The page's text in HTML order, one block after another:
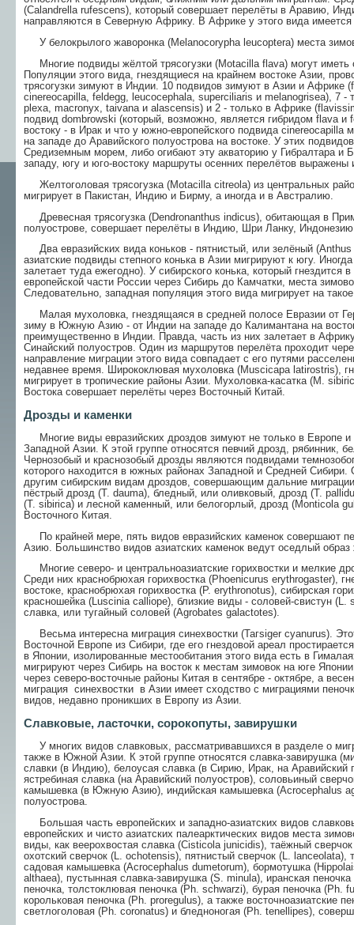
(Calandrella rufescens), который совершает перелёты в Аравию,
направляются в Северную Африку. В Африке у этого вида
У белокрылого жаворонка (Melanocorypha leucoptera) места
Многие подвиды жёлтой трясогузки (Motacilla flava) могут
Популяции этого вида, гнездящиеся на крайнем востоке Азии,
трясогузки зимуют в Индии. 10 подвидов зимуют в Азии и Африке
cinereocapilla, feldegg, leucocephala, superciliaris и melanogrisea), 7
plexa, macronyx, taivana и alascensis) и 2 - только в Африке
подвид dombrowski (который, возможно, является гибридом flava и
востоку - в Ирак и что у южно-европейского подвида cinereocapilla
на западе до Аравийского полуострова на востоке. У этих
Средиземным морем, либо огибают эту акваторию у Гибралтара
западу, югу и юго-востоку маршруты осенних перелётов выражены
Желтоголовая трясогузка (Motacilla citreola) из центральных
мигрирует в Пакистан, Индию и Бирму, а иногда и в Австралию.
Древесная трясогузка (Dendronanthus indicus), обитающая в
полуострове, совершает перелёты в Индию, Шри Ланку,
Два евразийских вида коньков - пятнистый, или зелёный
азиатские подвиды степного конька в Азии мигрируют к югу.
залетает туда ежегодно). У сибирского конька, который гнездится
европейской части России через Сибирь до Камчатки, места
Следовательно, западная популяция этого вида мигрирует на
Малая мухоловка, гнездящаяся в средней полосе Евразии от
зиму в Южную Азию - от Индии на западе до Калимантана на
преимущественно в Индии. Правда, часть из них залетает в
Синайский полуостров. Один из маршрутов перелёта проходит
направление миграции этого вида совпадает с его путями
недавнее время. Ширококлювая мухоловка (Muscicapa latirostris),
мигрирует в тропические районы Азии. Мухоловка-касатка (М.
Востока совершает перелёты через Восточный Китай.
Дрозды и каменки
Многие виды евразийских дроздов зимуют не только в Европе
Западной Азии. К этой группе относятся певчий дрозд, рябинник,
Чернозобый и краснозобый дрозды являются подвидами
которого находится в южных районах Западной и Средней
другим сибирским видам дроздов, совершающим дальние
пёстрый дрозд (Т. dauma), бледный, или оливковый, дрозд (Т.
(Т. sibirica) и лесной каменный, или белогорлый, дрозд (Monticola
Восточного Китая.
По крайней мере, пять видов евразийских каменок совершают
Азию. Большинство видов азиатских каменок ведут оседлый
Многие северо- и центральноазиатские горихвостки и мелкие
Среди них краснобрюхая горихвостка (Phoenicurus erythrogaster),
востоке, краснобрюхая горихвостка (P. erythronotus), сибирская
красношейка (Luscinia calliope), близкие виды - соловей-свистун
славка, или тугайный соловей (Agrobates galactotes).
Весьма интересна миграция синехвостки (Тагsiger cyanurus).
Восточной Европе из Сибири, где его гнездовой ареал
в Японии, изолированные местообитания этого вида есть в
мигрируют через Сибирь на восток к местам зимовок на юге
через северо-восточные районы Китая в сентябре - октябре, а
миграция синехвостки в Азии имеет сходство с миграциями
видов, недавно проникших в Европу из Азии.
Славковые, ласточки, сорокопуты, завирушки
У многих видов славковых, рассматривавшихся в разделе о
также в Южной Азии. К этой группе относятся славка-завирушка
славки (в Индию), белоусая славка (в Сирию, Ирак, на
ястребиная славка (на Аравийский полуостров), соловьиный
камышевка (в Южную Азию), индийская камышевка (Acrocephalus
полуострова.
Большая часть европейских и западно-азиатских видов
европейских и чисто азиатских палеарктических видов места
виды, как веерохвостая славка (Cisticola junicidis), таёжный
охотский сверчок (L. ochotensis), пятнистый сверчок (L.
садовая камышевка (Acrocephalus dumetorum), бормотушка
althaea), пустынная славка-завирушка (S. minula), иранская
пеночка, толстоклювая пеночка (Ph. schwarzi), бурая пеночка (Ph.
корольковая пеночка (Ph. proregulus), а также восточноазиатские
светлоголовая (Ph. coronatus) и бледноногая (Ph. tenellipes),